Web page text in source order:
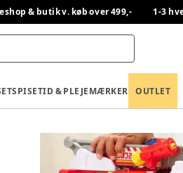
& butik v. køb over 499,- 1-3
SPISETID & PLEJEMÆRKER OUTLET